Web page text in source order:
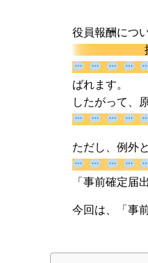
近畿税
日本公
兵庫県
1973
あずさ
クレア
相続
役員報酬につ
与と呼ばれます
したがって、
ただし、例外
「事前確定届
今回は、「事